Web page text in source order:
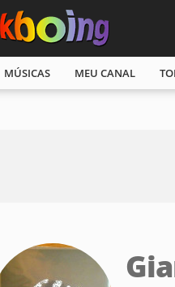
MÚSICAS MEU CANAL